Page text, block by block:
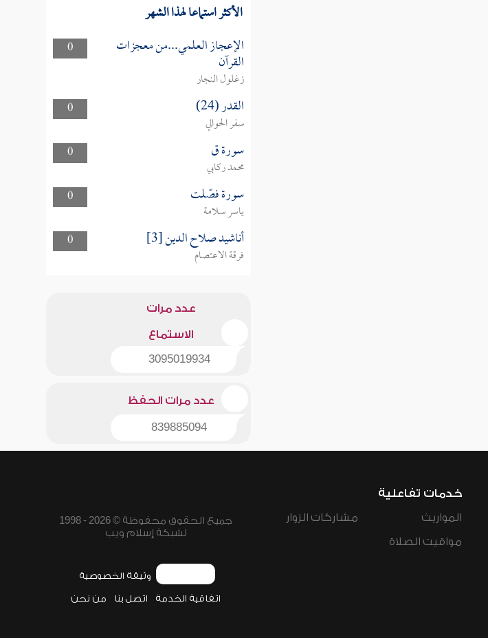
الأكثر استماعا لهذا الشهر
0 الإعجاز العلمي...من معجزات
القرآن
زغلول النجار
0
القدر (24)
سفر الحوالي
0
سورة ق
محمد ركابي
0
سورة فصّلت
ياسر سلامة
0
أناشيد صلاح الدين [3]
فرقة الاعتصام
عدد مرات
الاستماع
3095019934
عدد مرات الحفظ
839885094
خدمات تفاعلية
المواريث
مواقيت الصلاة
مشاركات الزوار
جميع الحقوق محفوظة © 2026 - 1998
لشبكة إسلام ويب
وثيقة الخصوصية
اتفاقية الخدمة اتصل بنا من نحن